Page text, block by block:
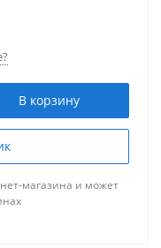
В корзину
магазина и может